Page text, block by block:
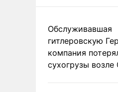
Обслуживавшая
гитлеровскую
компания
сухогрузы